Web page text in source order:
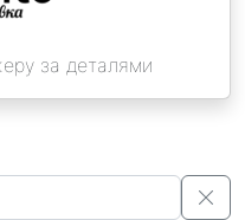
за деталями